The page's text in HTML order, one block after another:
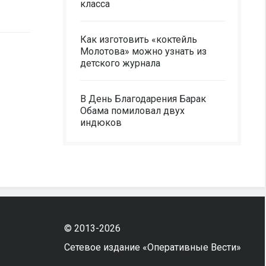
класса
Как изготовить «коктейль
Молотова» можно узнать из
детского журнала
В День Благодарения Барак
Обама помиловал двух
индюков
© 2013-2026
Сетевое издание «Оперативные Вести»